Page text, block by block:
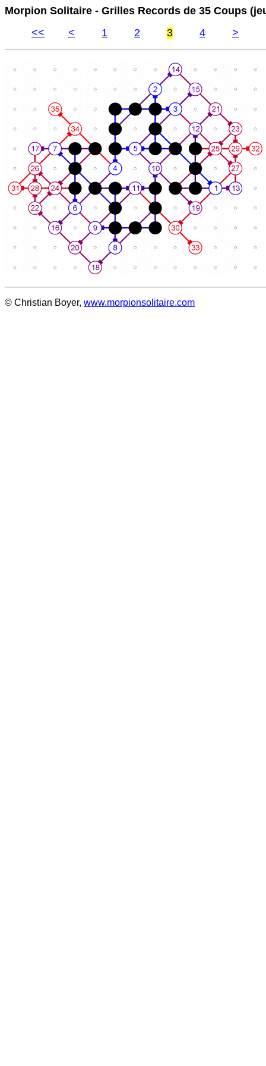
Morpion Solitaire - Grilles Records de 35 Coups
<<
< 1 2 3 4 >
© Christian Boyer, www.morpionsolitaire.com